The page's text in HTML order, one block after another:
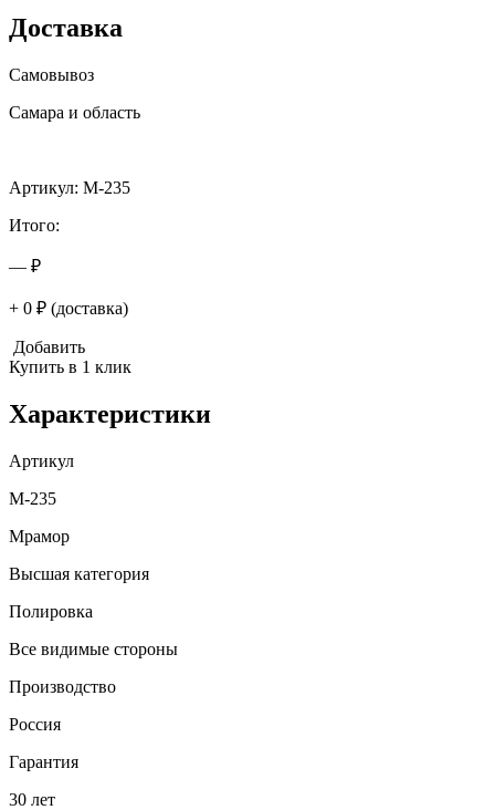
Доставка
Самовывоз
Самара и область
Артикул: M-235
Итого:
— ₽
+ 0 ₽ (доставка)
Добавить
Купить в 1 клик
Характеристики
Артикул
M-235
Мрамор
Высшая категория
Полировка
Все видимые стороны
Производство
Россия
Гарантия
30 лет